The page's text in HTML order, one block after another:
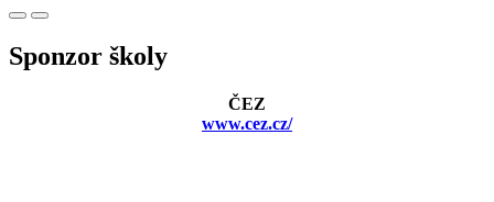
Sponzor školy
ČEZ
www.cez.cz/